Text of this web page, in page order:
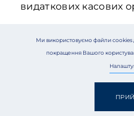
видаткових касових
У червні 2018 року
року № 50-0007/
15.06.2018 року №
надали роз’яснення,
«№ з/п»
Ми використовуємо файли cookies
покращення Вашого